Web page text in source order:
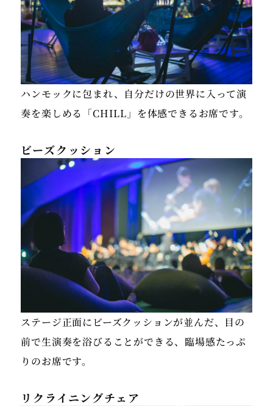
ハンモックに包まれ、自分だけの世界に入って演
奏を楽しめる「CHILL」を体感できるお席です。
ビーズクッション
ステージ正面にビーズクッションが並んだ、目の
前で生演奏を浴びることができる、臨場感たっぷ
りのお席です。
リクライニングチェア